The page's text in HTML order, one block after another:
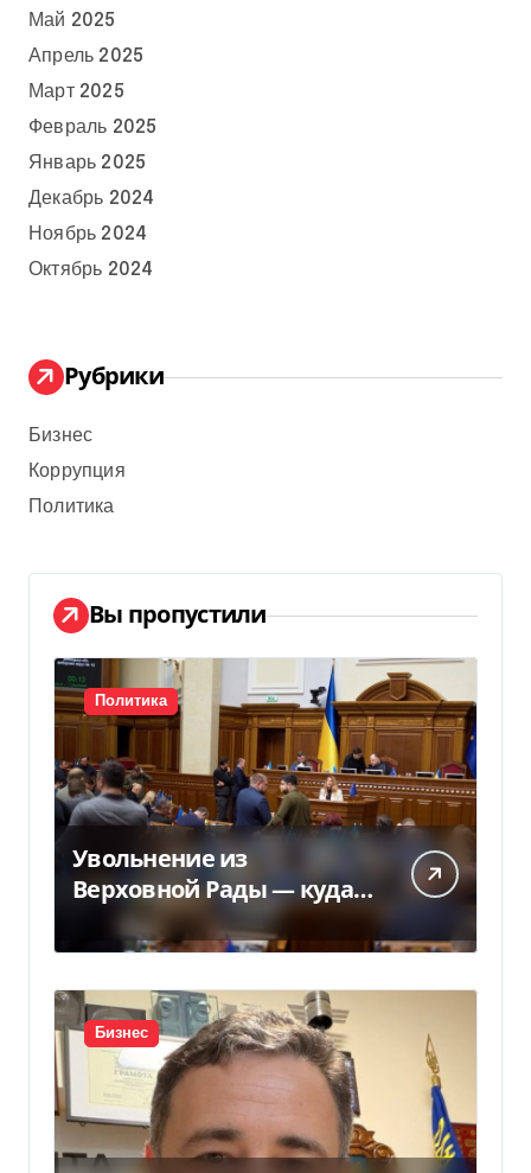
Май 2025
Апрель 2025
Март 2025
Февраль 2025
Январь 2025
Декабрь 2024
Ноябрь 2024
Октябрь 2024
Рубрики
Бизнес
Коррупция
Политика
Вы пропустили
Политика
Увольнение из
Верховной Рады — куда
исчез 71 народный
депутат за семь лет
Бизнес